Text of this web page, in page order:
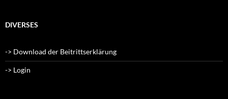
DIVERSES
-> Download der Beitrittserklärung
-> Login